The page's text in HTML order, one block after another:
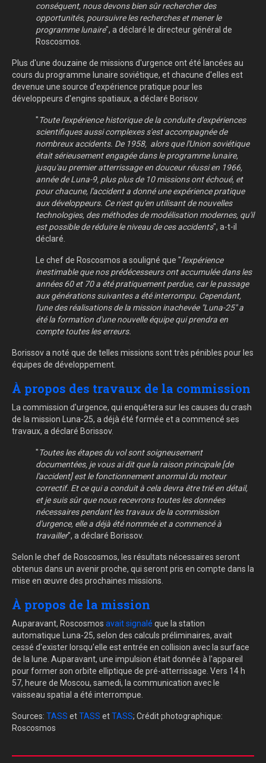
conséquent, nous devons bien sûr rechercher des
opportunités, poursuivre les recherches et mener le
programme lunaire", a déclaré le directeur général de
Roscosmos.
Plus d'une douzaine de missions d'urgence ont été lancées au
cours du programme lunaire soviétique, et chacune d'elles est
devenue une source d'expérience pratique pour les
développeurs d'engins spatiaux, a déclaré Borisov.
"Toute l'expérience historique de la conduite d'expériences
scientifiques aussi complexes s'est accompagnée de
nombreux accidents. De 1958, alors que l'Union soviétique
était sérieusement engagée dans le programme lunaire,
jusqu'au premier atterrissage en douceur réussi en 1966,
année de Luna-9, plus plus de 10 missions ont échoué, et
pour chacune, l'accident a donné une expérience pratique
aux développeurs. Ce n'est qu'en utilisant de nouvelles
technologies, des méthodes de modélisation modernes, qu'il
est possible de réduire le niveau de ces accidents", a-t-il
déclaré.
Le chef de Roscosmos a souligné que "l'expérience
inestimable que nos prédécesseurs ont accumulée dans les
années 60 et 70 a été pratiquement perdue, car le passage
aux générations suivantes a été interrompu. Cependant,
l'une des réalisations de la mission inachevée "Luna-25" a
été la formation d'une nouvelle équipe qui prendra en
compte toutes les erreurs.
Borissov a noté que de telles missions sont très pénibles pour les
équipes de développement.
À propos des travaux de la commission
La commission d'urgence, qui enquêtera sur les causes du crash
de la mission Luna-25, a déjà été formée et a commencé ses
travaux, a déclaré Borissov.
"Toutes les étapes du vol sont soigneusement
documentées, je vous ai dit que la raison principale [de
l'accident] est le fonctionnement anormal du moteur
correctif. Et ce qui a conduit à cela devra être trié en détail,
et je suis sûr que nous recevrons toutes les données
nécessaires pendant les travaux de la commission
d'urgence, elle a déjà été nommée et a commencé à
travailler", a déclaré Borissov.
Selon le chef de Roscosmos, les résultats nécessaires seront
obtenus dans un avenir proche, qui seront pris en compte dans la
mise en œuvre des prochaines missions.
À propos de la mission
Auparavant, Roscosmos avait signalé que la station
automatique Luna-25, selon des calculs préliminaires, avait
cessé d'exister lorsqu'elle est entrée en collision avec la surface
de la lune. Auparavant, une impulsion était donnée à l'appareil
pour former son orbite elliptique de pré-atterrissage. Vers 14 h
57, heure de Moscou, samedi, la communication avec le
vaisseau spatial a été interrompue.
Sources: TASS etTASS etTASS; Crédit photographique:
Roscosmos